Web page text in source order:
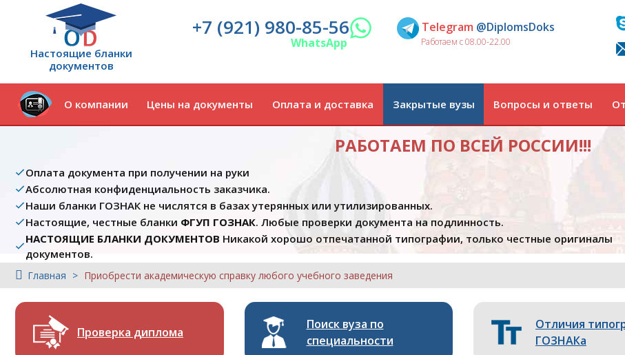
Настоящие бланки
документов
+7 (921) 980-85-56
WhatsApp
Telegram @DiplomsDoks
Работаем с 08.00-22.00
О компании Цены на документы Оплата и доставка Закрытые вузы Вопросы и ответы
РАБОТАЕМ ПО ВСЕЙ РОССИИ!!!
Оплата документа при получении на руки
Абсолютная конфиденциальность заказчика.
Наши бланки ГОЗНАК не числятся в базах утерянных или утилизированных.
Настоящие, честные бланки ФГУП ГОЗНАК. Любые проверки документа на подлинность.
НАСТОЯЩИЕ БЛАНКИ ДОКУМЕНТОВ Никакой хорошо отпечатанной типографии, только честные оригиналы
документов.
Главная Приобрести академическую справку любого учебного заведения
Проверка диплома
Поиск вуза по
специальности
Отличия
ГОЗНАКа